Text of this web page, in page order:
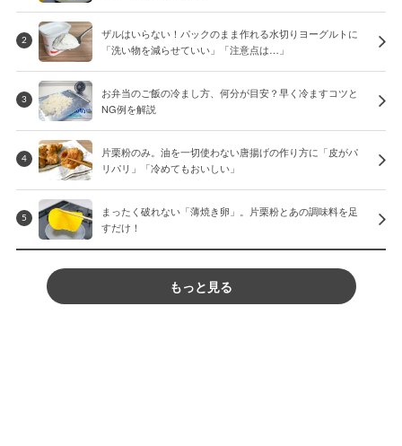
2
ザルはいらない！パックのまま作れる水切りヨーグルトに
「洗い物を減らせていい」「注意点は…」
3
お弁当のご飯の冷まし方、何分が目安？早く冷ますコツと
NG例を解説
4
片栗粉のみ。油を一切使わない唐揚げの作り方に「皮がパ
リパリ」「冷めてもおいしい」
5
まったく破れない「薄焼き卵」。片栗粉とあの調味料を足
すだけ！
もっと見る